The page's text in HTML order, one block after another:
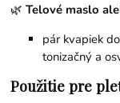
🌿Telové maslo
pár kvapiek
tonizačný a
Použitie pre